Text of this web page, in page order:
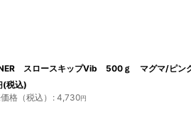
スロースキップVib 500ｇ マグマ/ピン
(税込)
格（税込）
: 4,730円